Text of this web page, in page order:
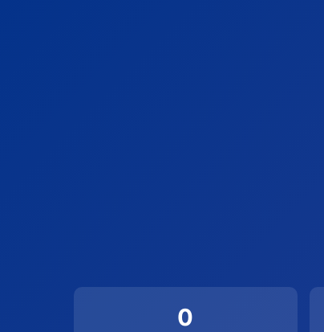
0